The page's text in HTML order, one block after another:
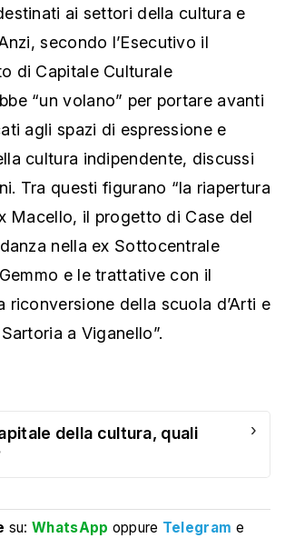
ai settori della cultura e
secondo l’Esecutivo il
di Capitale Culturale
“un volano” per portare avanti
agli spazi di espressione e
cultura indipendente, discussi
Tra questi figurano “la riapertura
Macello, il progetto di Case del
nella ex Sottocentrale
e le trattative con il
riconversione della scuola d’Arti e
a Viganello”.
della cultura, quali
›
su:WhatsApp oppure Telegram e